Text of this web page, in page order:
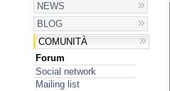
NEWS
BLOG
COMUNITÀ
Forum
Social network
Mailing list